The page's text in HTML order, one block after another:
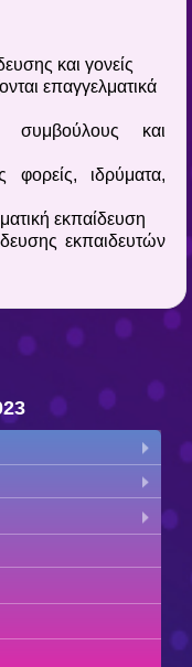
και γονείς
επαγγελματικά
συμβούλους και
φορείς, ιδρύματα,
εκπαίδευση
εκπαιδευτών